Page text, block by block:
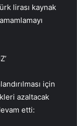
lirası kaynak
için
azaltacak
etti: